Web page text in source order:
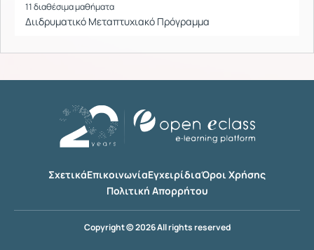
11 διαθέσιμα μαθήματα
Διιδρυματικό Μεταπτυχιακό Πρόγραμμα
ΣχετικάΕπικοινωνίαΕγχειρίδιαΌροι Χρήσης
Πολιτική Απορρήτου
Copyright © 2026 All rights reserved